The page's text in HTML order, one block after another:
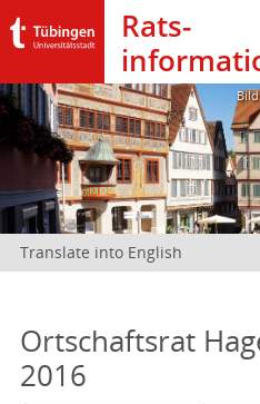
Rats­
Translate into English
Ortschaftsrat
2016